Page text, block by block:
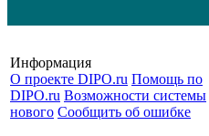
Информация
О проекте DIPO.ru Помощь по
DIPO.ru Возможности системы
нового Сообщить об ошибке